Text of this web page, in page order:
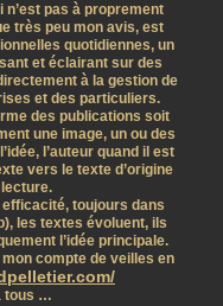
n’est pas à proprement
très peu mon avis, est
quotidiennes, un
et éclairant sur des
à la gestion de
et des particuliers.
des publications soit
une image, un ou des
l’auteur quand il est
vers le texte d’origine
toujours dans
les textes évoluent, ils
l’idée principale.
compte de veilles en
tous …